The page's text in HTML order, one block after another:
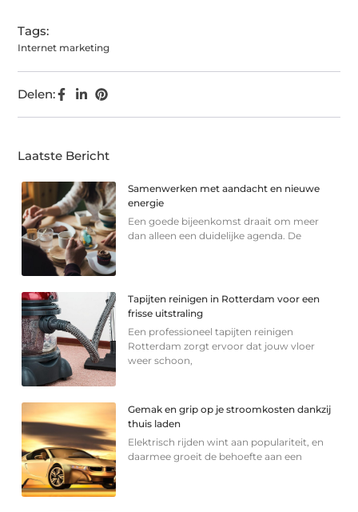
Tags:
Internet marketing
Delen:
Laatste Bericht
Samenwerken met aandacht en nieuwe
energie
Een goede bijeenkomst draait om meer
dan alleen een duidelijke agenda. De
Tapijten reinigen in Rotterdam voor een
frisse uitstraling
Een professioneel tapijten reinigen
Rotterdam zorgt ervoor dat jouw vloer
weer schoon,
Gemak en grip op je stroomkosten dankzij
thuis laden
Elektrisch rijden wint aan populariteit, en
daarmee groeit de behoefte aan een